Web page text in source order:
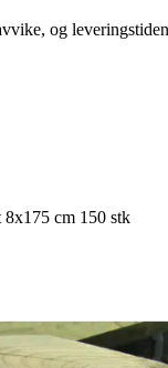
og
8x175 cm 150 stk